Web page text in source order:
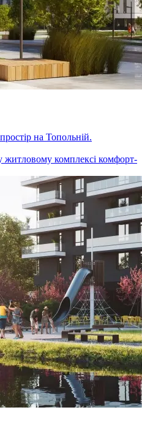
на Топольній.
комплексі комфорт-